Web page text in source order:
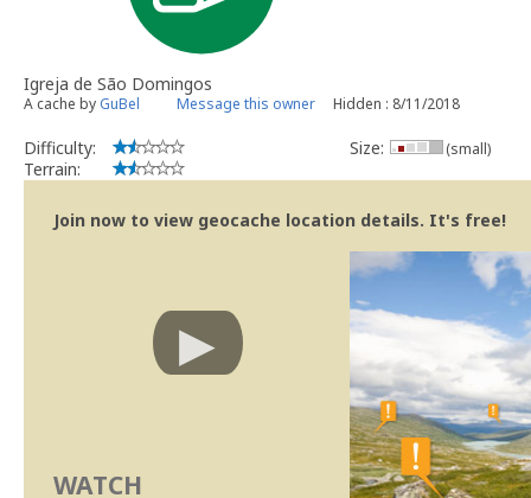
Igreja de São Domingos
A cache by GuBel Message this owner Hidden : 8/11/2018
Difficulty:
Terrain:
Size: (small)
Join now to view geocache location details. It's free!
WATCH